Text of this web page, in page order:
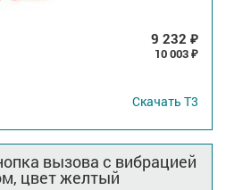
9 232 ₽
10 003 ₽
Скачать Т3
вызова с вибрацией
цвет желтый